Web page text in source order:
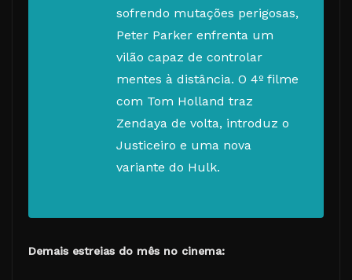
sofrendo mutações perigosas,
Peter Parker enfrenta um
vilão capaz de controlar
mentes à distância. O 4º filme
com Tom Holland traz
Zendaya de volta, introduz o
Justiceiro e uma nova
variante do Hulk.
Demais estreias do mês no cinema: